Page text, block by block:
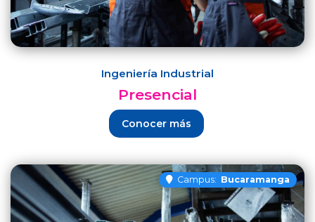
Ingeniería Industrial
Presencial
Conocer más
Campus: Bucaramanga